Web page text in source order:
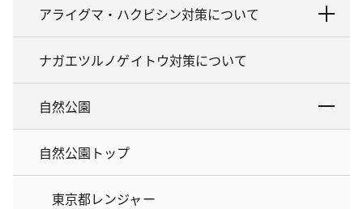
アライグマ・ハクビシン対策について
ナガエツルノゲイトウ対策について
自然公園
自然公園トップ
東京都レンジャー